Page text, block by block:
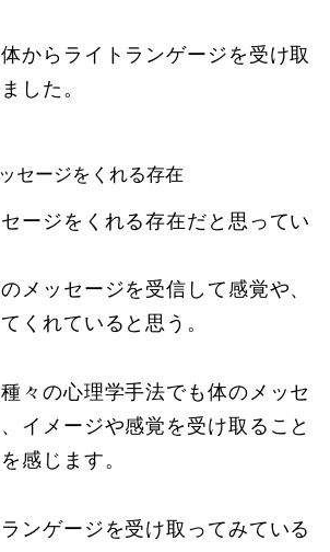
からライトランゲージを受け取
した。
セージをくれる存在
ージをくれる存在だと思ってい
メッセージを受信して感覚や、
くれていると思う。
々の心理学手法でも体のメッセ
イメージや感覚を受け取ること
感じます。
ンゲージを受け取ってみている